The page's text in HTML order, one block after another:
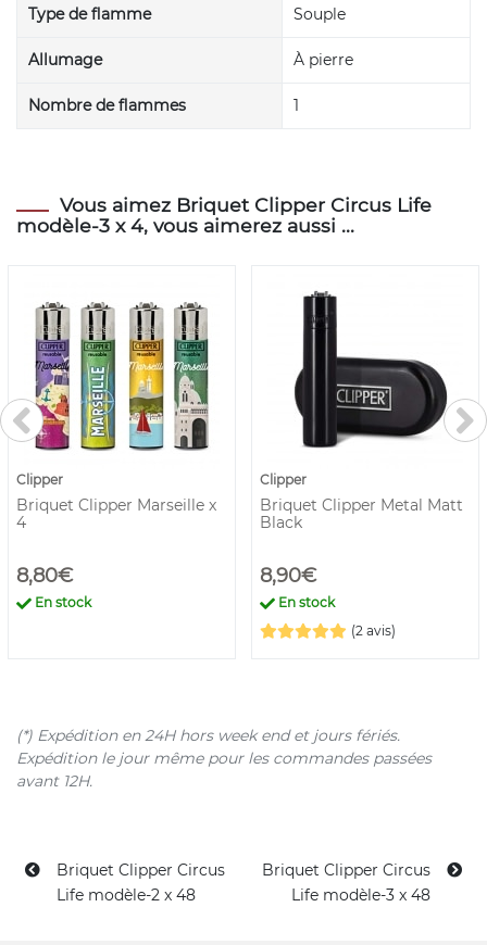
Type de flamme Souple
Allumage À pierre
Nombre de flammes 1
Vous aimez Briquet Clipper Circus Life
modèle-3 x 4, vous aimerez aussi ...
Clipper
Briquet Clipper Marseille x
4
8,80€
En stock
Clipper
Briquet Clipper Metal Matt
Black
8,90€
En stock
(2 avis)
(*) Expédition en 24H hors week end et jours fériés.
Expédition le jour même pour les commandes passées
avant 12H.
Briquet Clipper Circus
Life modèle-2 x 48
Briquet Clipper Circus
Life modèle-3 x 48